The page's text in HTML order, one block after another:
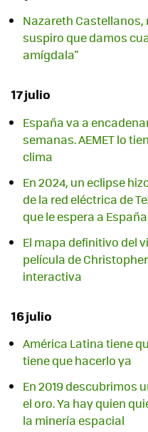
Nazareth Castellanos,
suspiro que damos
amígdala"
17 julio
España va a
semanas. AEMET lo
clima
En 2024, un eclipse
de la red eléctrica de
que le espera a España
El mapa definitivo del
película de
interactiva
16 julio
América Latina tiene
tiene que hacerlo ya
En 2019 descubrimos
el oro. Ya hay quien
la minería espacial